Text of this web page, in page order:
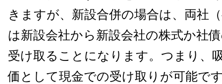
きますが、新設合併の場合は、両社
は新設会社から新設会社の株式か社
受け取ることになります。つまり、
価として現金での受け取りが可能で